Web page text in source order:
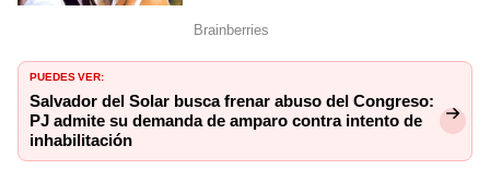
PUEDES VER:
Salvador del Solar busca frenar abuso del Congreso:
PJ admite su demanda de amparo contra intento de
inhabilitación